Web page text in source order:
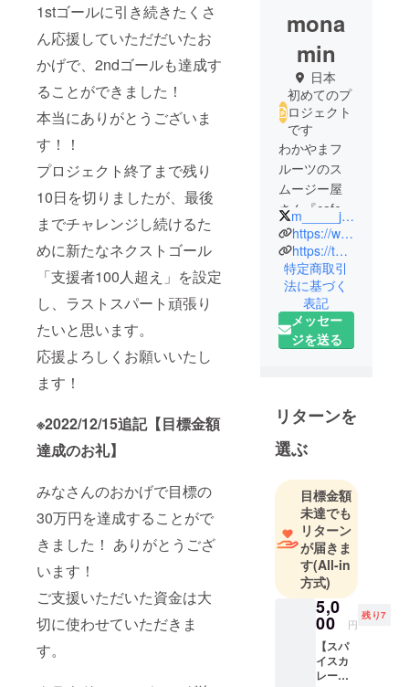
1stゴールに引き続きたくさ
ん応援していただだいたお
かげで、2ndゴールも達成す
ることができました！
本当にありがとうございま
す！！
プロジェクト終了まで残り
10日を切りましたが、最後
までチャレンジし続けるた
めに新たなネクストゴール
「支援者100人超え」を設定
し、ラストスパート頑張り
たいと思います。
応援よろしくお願いいたし
ます！
※2022/12/15追記【目標金額
達成のお礼】
みなさんのおかげで目標の
30万円を達成することがで
きました！ ありがとうござ
います！
ご支援いただいた資金は大
切に使わせていただきま
す。
mona
min
日本
初めてのプ
ロジェクト
です
わかやまフ
ルーツのス
ムージー屋
さん『cafe
Relier -ﾙﾘ
ｴ-』の中の
人。和歌山
在住。
接客業大好
き人間。カ
フェめぐり
-ﾙﾘｴ-』☞
2018年から
イベントや
動開始／
2019年には
知人のカ
フェとコラ
ボで百貨店
での出店を
経験／コロ
ナ時期を経
て細々と活
動を続けて
m_____jms
https://www.instagram.com/relier.jm/?hl=ja
https://twitter.com/caferelier
特定商取引
法に基づく
表記
メッセー
ジを送る
リターンを
選ぶ
目標金額
未達でも
リターン
が届きま
す(All-in
方式)
5,0
00 円
残り7
【スパ
イスカ
レーと